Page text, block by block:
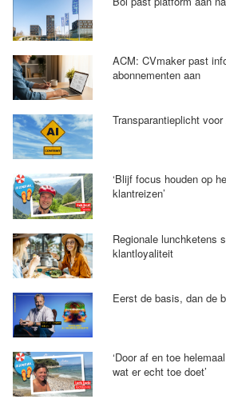
ACM: CVmaker past
abonnementen aan
Transparantieplicht
‘Blijf focus houden op
klantreizen’
Regionale lunchketens
klantloyaliteit
Eerst de basis, dan de
‘Door af en toe
wat er echt toe doet’